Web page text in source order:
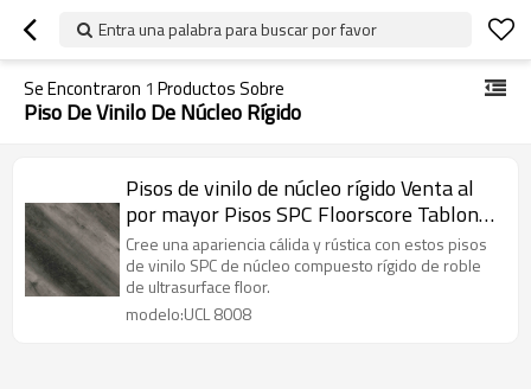
Entra una palabra para buscar por favor
Se Encontraron 1 Productos Sobre
Piso De Vinilo De Núcleo Rígido
Pisos de vinilo de núcleo rígido Venta al
por mayor Pisos SPC Floorscore Tablones
de vinilo de lujo | Avanzado Ultra Moda
Durabilidad de grado comercial UCL 8008
Cree una apariencia cálida y rústica con estos pisos
de vinilo SPC de núcleo compuesto rígido de roble
de ultrasurface floor.
modelo:UCL 8008